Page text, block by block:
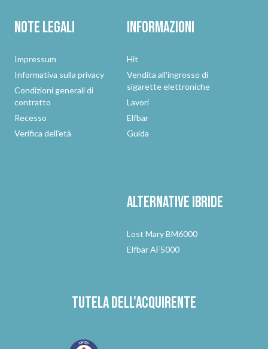
Note legali
Impressum
Informativa sulla privacy
Condizioni generali di
contratto
Recesso
Verifica dell'età
Informazioni
Hit
Vendita all'ingrosso di
sigarette elettroniche
Lavori
Elfbar
Guida
Alternativeibride
Lost Mary BM6000
Elfbar AF5000
Tutela dell'acquirente